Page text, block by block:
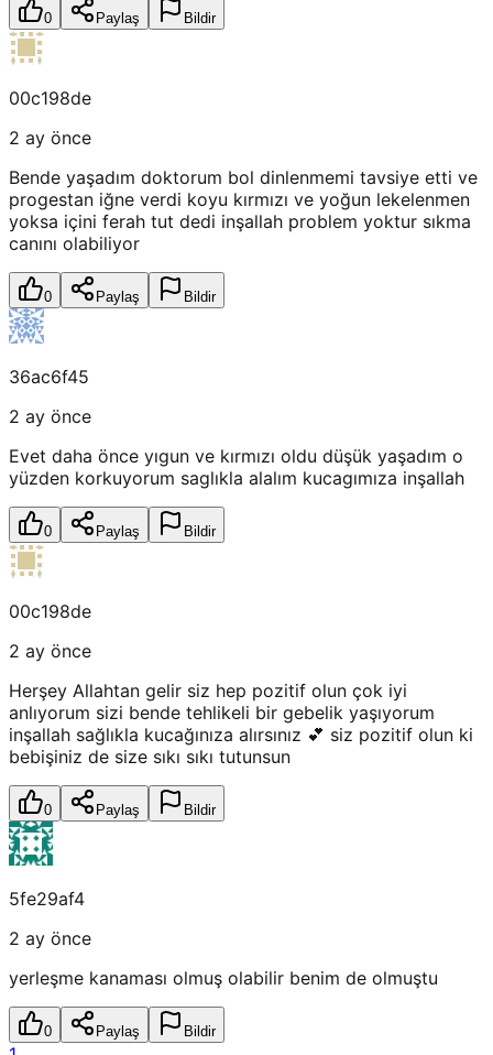
0 Paylaş Bildir
00c198de
2 ay önce
Bende yaşadım doktorum bol dinlenmemi tavsiye etti ve
progestan iğne verdi koyu kırmızı ve yoğun lekelenmen
yoksa içini ferah tut dedi inşallah problem yoktur sıkma
canını olabiliyor
0 Paylaş Bildir
36ac6f45
2 ay önce
Evet daha önce yıgun ve kırmızı oldu düşük yaşadım o
yüzden korkuyorum saglıkla alalım kucagımıza inşallah
0 Paylaş Bildir
00c198de
2 ay önce
Herşey Allahtan gelir siz hep pozitif olun çok iyi
anlıyorum sizi bende tehlikeli bir gebelik yaşıyorum
inşallah sağlıkla kucağınıza alırsınız 💕 siz pozitif olun ki
bebişiniz de size sıkı sıkı tutunsun
0 Paylaş Bildir
5fe29af4
2 ay önce
yerleşme kanaması olmuş olabilir benim de olmuştu
0 Paylaş Bildir